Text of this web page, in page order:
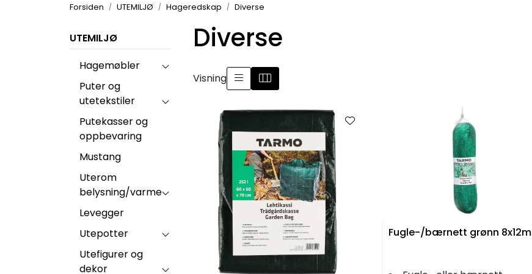
Forsiden UTEMILJØ Hageredskap Diverse
UTEMILJØ
Hagemøbler
Puter og
utetekstiler
Putekasser og
oppbevaring
Mustang
Uterom
belysning/varme
Levegger
Utepotter
Utefigurer og
dekor
Diverse
Visning
Fugle-/bærnett grønn 8x12m